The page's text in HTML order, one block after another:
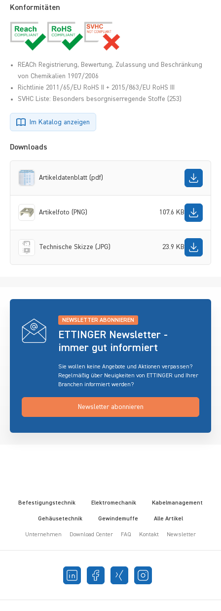
Konformitäten
REACh Registrierung, Bewertung, Zulassung und Beschränkung
von Chemikalien 1907/2006
Richtlinie 2011/65/EU RoHS II + 2015/863/EU RoHS III
SVHC Liste: Besonders besorgniserregende Stoffe (253)
Im Katalog anzeigen
Downloads
Artikeldatenblatt (pdf)
Artikelfoto (PNG) 107.6 KB
Technische Skizze (JPG) 23.9 KB
NEWSLETTER ABONNIEREN
ETTINGER Newsletter -
immer gut informiert
Sie wollen keine Angebote und Aktionen verpassen?
Regelmäßig über Neuigkeiten von ETTINGER und Ihrer
Branchen informiert werden?
Newsletter abonnieren
Befestigungstechnik Elektromechanik Kabelmanagement
Gehäusetechnik Gewindemuffe Alle Artikel
Unternehmen Download Center FAQ Kontakt Newsletter